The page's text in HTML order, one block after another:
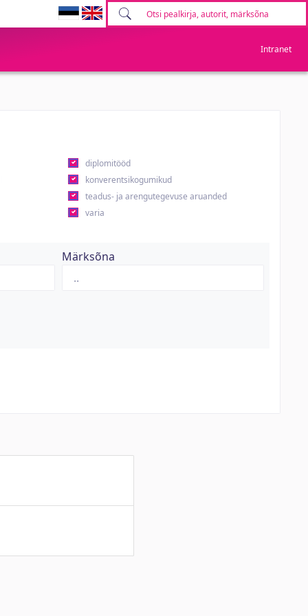
Intranet
diplomitööd
konverentsikogumikud
teadus- ja arengutegevuse aruanded
varia
Märksõna